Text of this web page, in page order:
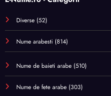
Diverse (52)
Nume arabesti (814)
Nume de baieti arabe (510)
Nume de fete arabe (303)